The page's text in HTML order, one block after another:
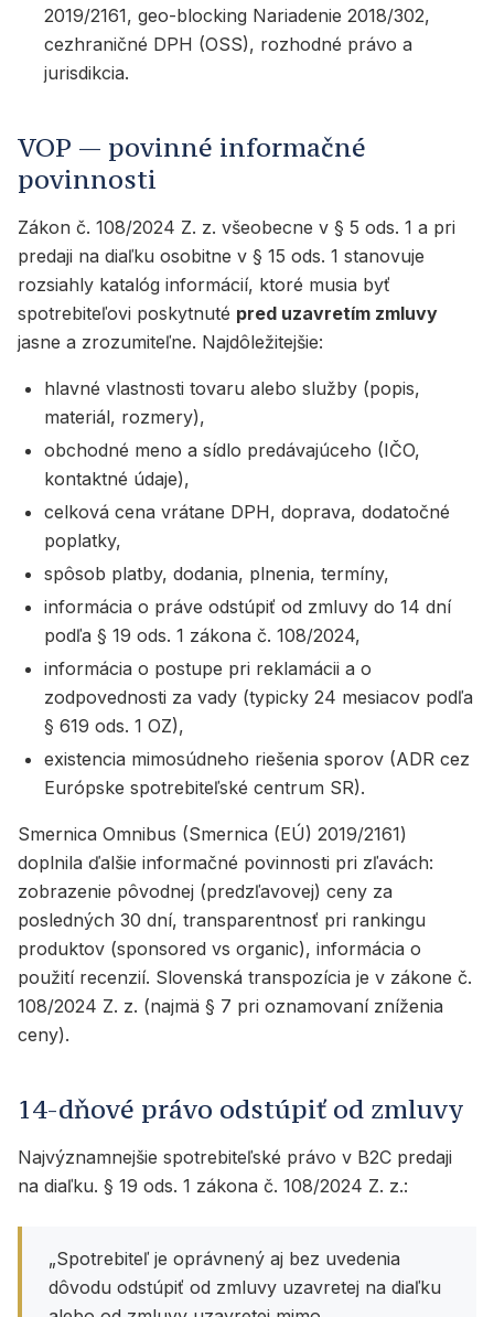
2019/2161, geo-blocking Nariadenie 2018/302,
cezhraničné DPH (OSS), rozhodné právo a
jurisdikcia.
VOP — povinné informačné
povinnosti
Zákon č. 108/2024 Z. z. všeobecne v § 5 ods. 1 a pri
predaji na diaľku osobitne v § 15 ods. 1 stanovuje
rozsiahly katalóg informácií, ktoré musia byť
spotrebiteľovi poskytnuté pred uzavretím zmluvy
jasne a zrozumiteľne. Najdôležitejšie:
hlavné vlastnosti tovaru alebo služby (popis,
materiál, rozmery),
obchodné meno a sídlo predávajúceho (IČO,
kontaktné údaje),
celková cena vrátane DPH, doprava, dodatočné
poplatky,
spôsob platby, dodania, plnenia, termíny,
informácia o práve odstúpiť od zmluvy do 14 dní
podľa § 19 ods. 1 zákona č. 108/2024,
informácia o postupe pri reklamácii a o
zodpovednosti za vady (typicky 24 mesiacov podľa
§ 619 ods. 1 OZ),
existencia mimosúdneho riešenia sporov (ADR cez
Európske spotrebiteľské centrum SR).
Smernica Omnibus (Smernica (EÚ) 2019/2161)
doplnila ďalšie informačné povinnosti pri zľavách:
zobrazenie pôvodnej (predzľavovej) ceny za
posledných 30 dní, transparentnosť pri rankingu
produktov (sponsored vs organic), informácia o
použití recenzií. Slovenská transpozícia je v zákone č.
108/2024 Z. z. (najmä § 7 pri oznamovaní zníženia
ceny).
14-dňové právo odstúpiť od zmluvy
Najvýznamnejšie spotrebiteľské právo v B2C predaji
na diaľku. § 19 ods. 1 zákona č. 108/2024 Z. z.:
„Spotrebiteľ je oprávnený aj bez uvedenia
dôvodu odstúpiť od zmluvy uzavretej na diaľku